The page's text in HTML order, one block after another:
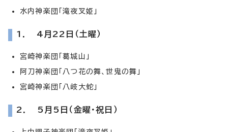
水内神楽団「滝夜叉姫」
1． 4月22日（土曜）
宮崎神楽団「葛城山」
阿刀神楽団「八つ花の舞、世鬼の舞」
宮崎神楽団「八岐大蛇」
2． 5月5日（金曜・祝日）